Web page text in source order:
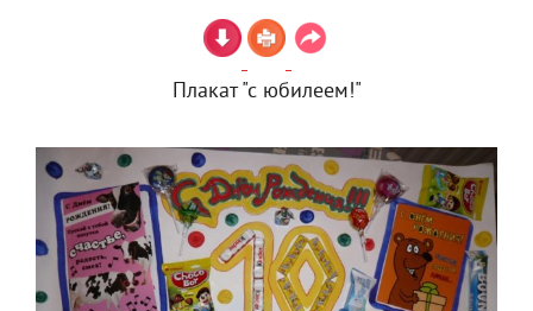
Плакат "с юбилеем!"